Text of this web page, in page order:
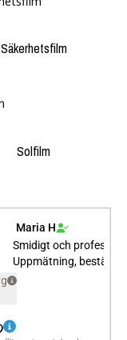
Säkerhetsfilm
Solfilm